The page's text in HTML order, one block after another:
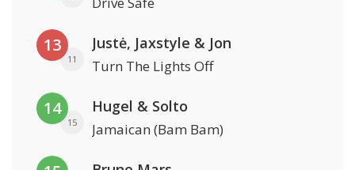
13
11
Justė, Jaxstyle & Jon
Turn The Lights Off
14
15
Hugel & Solto
Jamaican (Bam Bam)